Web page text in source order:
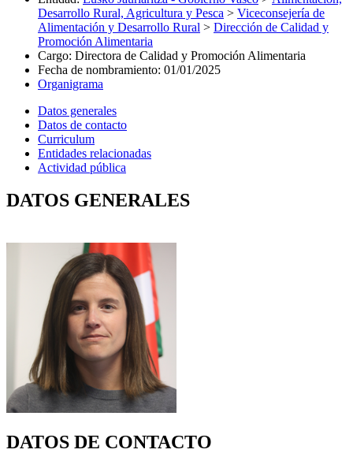
Desarrollo Rural, Agricultura y Pesca > Viceconsejería de
Alimentación y Desarrollo Rural > Dirección de Calidad y
Promoción Alimentaria
Cargo: Directora de Calidad y Promoción Alimentaria
Fecha de nombramiento: 01/01/2025
Organigrama
Datos generales
Datos de contacto
Curriculum
Entidades relacionadas
Actividad pública
DATOS GENERALES
DATOS DE CONTACTO